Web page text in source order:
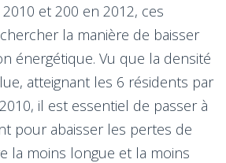
et 200 en 2012, ces
la manière de baisser
énergétique. Vu que la densité
atteignant les 6 résidents par
il est essentiel de passer à
pour abaisser les pertes de
la moins longue et la moins